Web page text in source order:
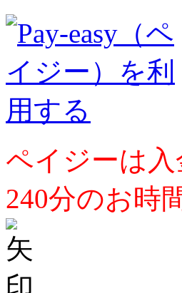
ペイジーは
240分のお時